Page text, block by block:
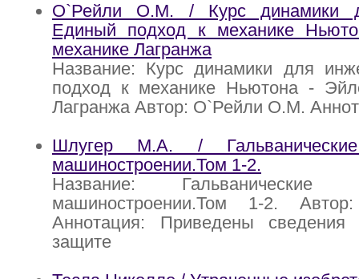
О`Рейли О.М. / Курс динамики
Единый подход к механике
механике Лагранжа
Название: Курс динамики для
подход к механике Ньютона -
Лагранжа Автор: О`Рейли О.М.
Шлугер М.А. /
машиностроении.Том 1-2.
Название:
машиностроении.Том 1-2.
Аннотация: Приведены
защите